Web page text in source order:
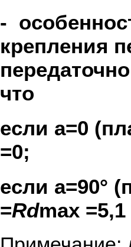
-
крепления
что
если a=0
=0;
если a=90°
=Rdmax